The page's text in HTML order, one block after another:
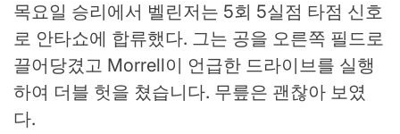
목요일 승리에서 벨린저는 5회 5실점 타점 신호
로 안타쇼에 합류했다. 그는 공을 오른쪽 필드로
끌어당겼고 Morrell이 언급한 드라이브를 실행
하여 더블 헛을 쳤습니다. 무릎은 괜찮아 보였
다.